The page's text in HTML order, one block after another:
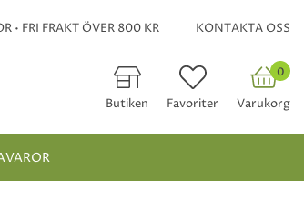
• FRI FRAKT ÖVER 800 KR KONTAKTA OSS
Butiken Favoriter
0
Varukorg